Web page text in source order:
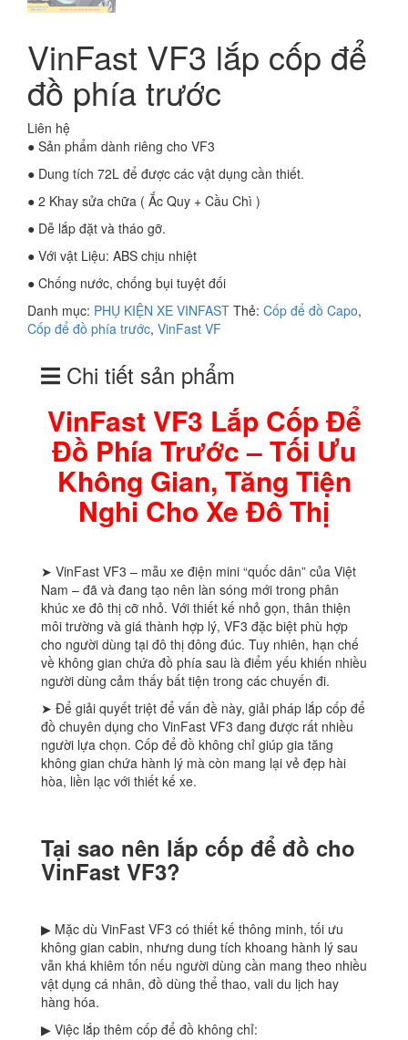
VinFast VF3 lắp cốp để
đồ phía trước
Liên hệ
● Sản phẩm dành riêng cho VF3
● Dung tích 72L để được các vật dụng cần thiết.
● 2 Khay sửa chữa ( Ắc Quy + Cầu Chì )
● Dễ lắp đặt và tháo gỡ.
● Với vật Liệu: ABS chịu nhiệt
● Chống nước, chống bụi tuyệt đối
Danh mục: PHỤ KIỆN XE VINFAST Thẻ: Cốp để đồ Capo,
Cốp để đồ phía trước, VinFast VF
Chi tiết sản phẩm
VinFast VF3 Lắp Cốp Để
Đồ Phía Trước – Tối Ưu
Không Gian, Tăng Tiện
Nghi Cho Xe Đô Thị
➤ VinFast VF3 – mẫu xe điện mini “quốc dân” của Việt
Nam – đã và đang tạo nên làn sóng mới trong phân
khúc xe đô thị cỡ nhỏ. Với thiết kế nhỏ gọn, thân thiện
môi trường và giá thành hợp lý, VF3 đặc biệt phù hợp
cho người dùng tại đô thị đông đúc. Tuy nhiên, hạn chế
về không gian chứa đồ phía sau là điểm yếu khiến nhiều
người dùng cảm thấy bất tiện trong các chuyến đi.
➤ Để giải quyết triệt để vấn đề này, giải pháp lắp cốp để
đồ chuyên dụng cho VinFast VF3 đang được rất nhiều
người lựa chọn. Cốp để đồ không chỉ giúp gia tăng
không gian chứa hành lý mà còn mang lại vẻ đẹp hài
hòa, liền lạc với thiết kế xe.
Tại sao nên lắp cốp để đồ cho
VinFast VF3?
▶ Mặc dù VinFast VF3 có thiết kế thông minh, tối ưu
không gian cabin, nhưng dung tích khoang hành lý sau
vẫn khá khiêm tốn nếu người dùng cần mang theo nhiều
vật dụng cá nhân, đồ dùng thể thao, vali du lịch hay
hàng hóa.
▶ Việc lắp thêm cốp để đồ không chỉ: